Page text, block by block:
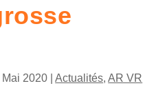
Mai 2020 |Actualités,AR VR